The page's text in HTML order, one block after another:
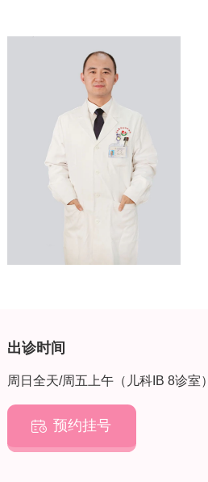
出诊时间
周日全天/周五上午（儿科IB 8诊室）
 预约挂号